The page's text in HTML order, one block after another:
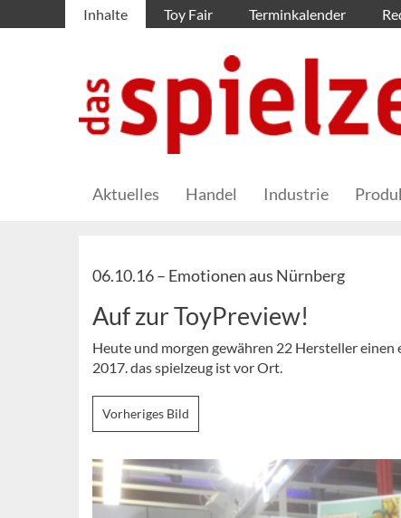
Inhalte Toy Fair Terminkalender
Aktuelles Handel Industrie
06.10.16 – Emotionen aus Nürnberg
Auf zur ToyPreview!
Heute und morgen gewähren 22 Hersteller
2017. das spielzeug ist vor Ort.
Vorheriges Bild